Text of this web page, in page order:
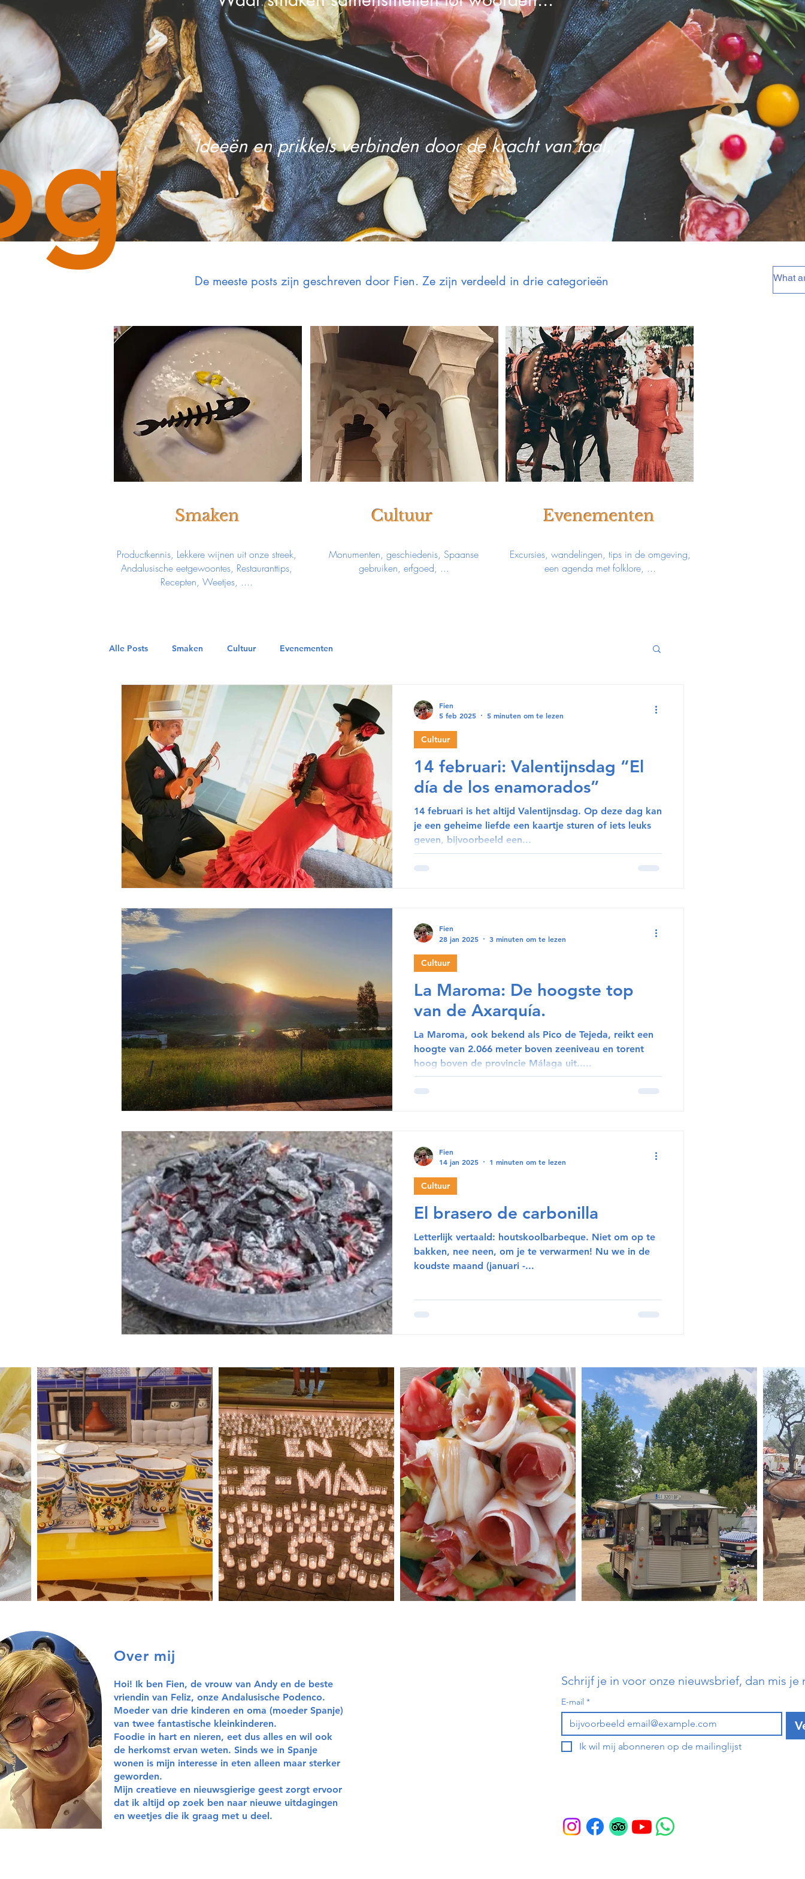
Ideeën en prikkels verbinden door de kracht van taal.
De meeste posts zijn geschreven door Fien. Ze zijn verdeeld in drie categorieën
Smaken Cultuur Evenementen
Productkennis, Lekkere wijnen uit onze streek,
Andalusische eetgewoontes, Restauranttips,
Recepten, Weetjes, ....
Monumenten, geschiedenis, Spaanse
gebruiken, erfgoed, ...
Excursies, wandelingen, tips in de omgeving,
een agenda met folklore, ...
Alle Posts Smaken Cultuur Evenementen
14 februari: Valentijnsdag “El
día de los enamorados”
14 februari is het altijd Valentijnsdag. Op deze dag kan
je een geheime liefde een kaartje sturen of iets leuks
geven, bijvoorbeeld een...
Cultuur
Fien
5 feb 2025
5 minuten om te lezen
La Maroma: De hoogste top
van de Axarquía.
La Maroma, ook bekend als Pico de Tejeda, reikt een
hoogte van 2.066 meter boven zeeniveau en torent
hoog boven de provincie Málaga uit.....
Cultuur
Fien
28 jan 2025
3 minuten om te lezen
El brasero de carbonilla
Letterlijk vertaald: houtskoolbarbeque. Niet om op te
bakken, nee neen, om je te verwarmen! Nu we in de
koudste maand (januari -...
Cultuur
Fien
14 jan 2025
1 minuten om te lezen
Over mij
Hoi! Ik ben Fien, de vrouw van Andy en de beste
vriendin van Feliz, onze Andalusische Podenco.
Moeder van drie kinderen en oma (moeder Spanje)
van twee fantastische kleinkinderen.
Foodie in hart en nieren, eet dus alles en wil ook
de herkomst ervan weten. Sinds we in Spanje
wonen is mijn interesse in eten alleen maar sterker
geworden.
Mijn creatieve en nieuwsgierige geest zorgt ervoor
dat ik altijd op zoek ben naar nieuwe uitdagingen
en weetjes die ik graag met u deel.
Schrijf je in voor onze nieuwsbrief, dan mis je
E-mail *
Ik wil mij abonneren op de mailinglijst